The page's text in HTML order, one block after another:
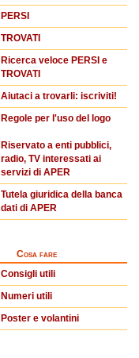
PERSI
TROVATI
Ricerca veloce PERSI e
TROVATI
Aiutaci a trovarli: iscriviti!
Regole per l'uso del logo
Riservato a enti pubblici,
radio, TV interessati ai
servizi di APER
Tutela giuridica della banca
dati di APER
Cosa fare
Consigli utili
Numeri utili
Poster e volantini